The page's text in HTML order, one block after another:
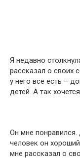
Я недавно
рассказал о своих
у него все есть –
детей. А так
Он мне понравился.
человек он
мне рассказал о